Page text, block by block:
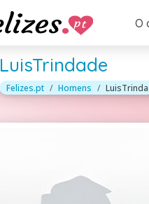
O
LuisTrindade
Felizes.pt Homens